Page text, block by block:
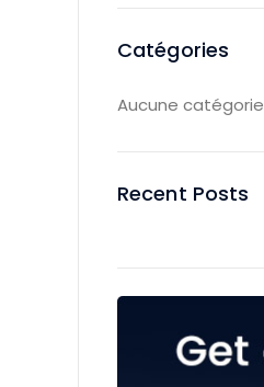
Catégories
Aucune catégorie
Recent Posts